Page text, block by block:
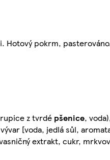
Hotový pokrm,
z tvrdé pšenice,
[voda, jedlá sůl,
extrakt, cukr,